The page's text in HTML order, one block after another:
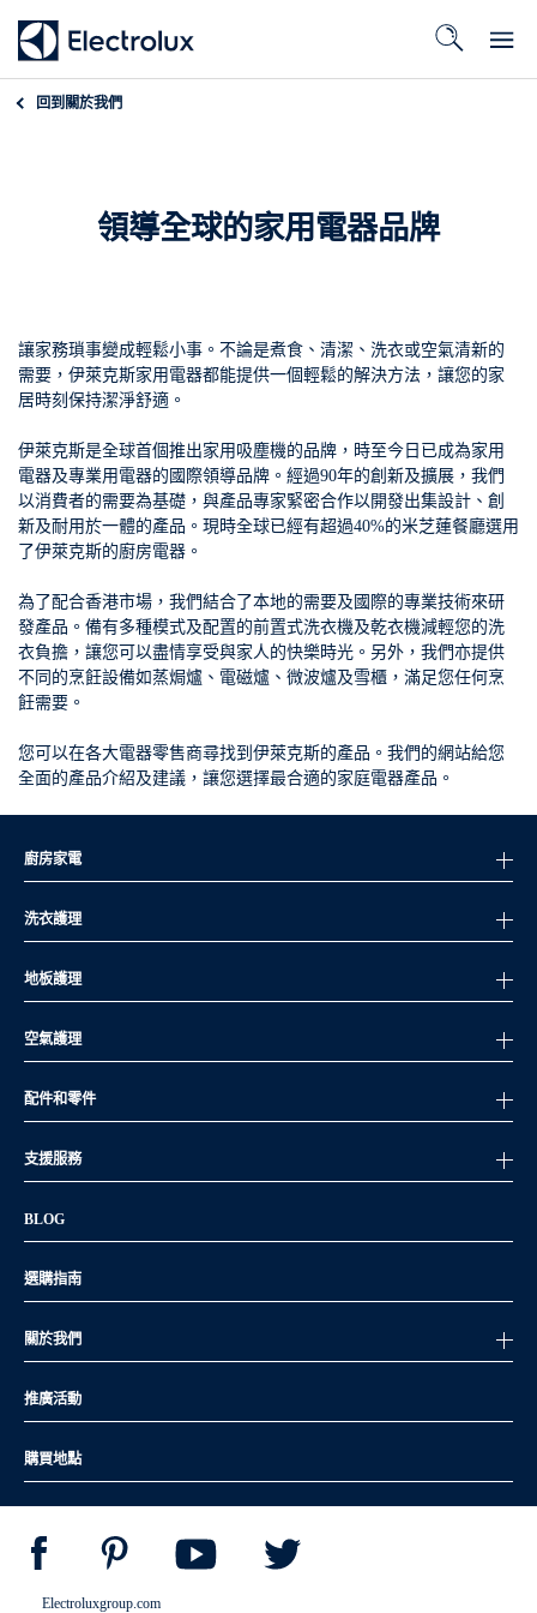
回到 關於我們
領導全球的家用電器品牌
讓家務瑣事變成輕鬆小事。不論是煮食、清潔、洗衣或空氣清新的
需要，伊萊克斯家用電器都能提供一個輕鬆的解決方法，讓您的家
居時刻保持潔淨舒適。
伊萊克斯是全球首個推出家用吸塵機的品牌，時至今日已成為家用
電器及專業用電器的國際領導品牌。經過90年的創新及擴展，我們
以消費者的需要為基礎，與產品專家緊密合作以開發出集設計、創
新及耐用於一體的產品。現時全球已經有超過40%的米芝蓮餐廳選用
了伊萊克斯的廚房電器。
為了配合香港市場，我們結合了本地的需要及國際的專業技術來研
發產品。備有多種模式及配置的前置式洗衣機及乾衣機減輕您的洗
衣負擔，讓您可以盡情享受與家人的快樂時光。另外，我們亦提供
不同的烹飪設備如蒸焗爐、電磁爐、微波爐及雪櫃，滿足您任何烹
飪需要。
您可以在各大電器零售商尋找到伊萊克斯的產品。我們的網站給您
全面的產品介紹及建議，讓您選擇最合適的家庭電器產品。
廚房家電
洗衣護理
地板護理
空氣護理
配件和零件
支援服務
BLOG
選購指南
關於我們
推廣活動
購買地點
Electroluxgroup.com